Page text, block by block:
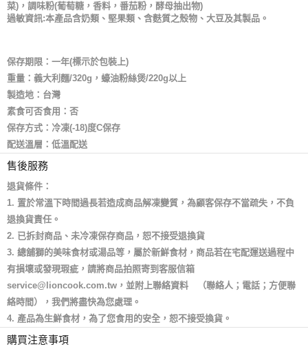
菜)，調味粉(葡萄糖，香料，番茄粉，酵母抽出物)
過敏資訊:本產品含奶類、堅果類、含麩質之殼物、大豆及其製品。
保存期限：一年(標示於包裝上)
重量：義大利麵/320g，蠔油粉絲煲/220g以上
製造地：台灣
素食可否食用：否
保存方式：冷凍(-18)度C保存
配送溫層：低溫配送
售後服務
退貨條件：
1. 置於常溫下時間過長若造成商品解凍變質，為顧客保存不當疏失，不負
退換貨責任。
2. 已拆封商品、未冷凍保存商品，恕不接受退換貨
3. 總舖獅的美味食材或湯品等，屬於新鮮食材，商品若在宅配運送過程中
有損壞或發現瑕疵，請將商品拍照寄到客服信箱
service@lioncook.com.tw，並附上聯絡資料 （聯絡人；電話；方便聯
絡時間），我們將盡快為您處理。
4. 產品為生鮮食材，為了您食用的安全，恕不接受換貨。
購買注意事項